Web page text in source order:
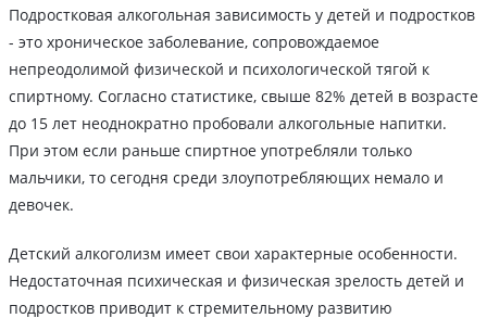
Подростковая алкогольная зависимость у детей и подростков
- это хроническое заболевание, сопровождаемое
непреодолимой физической и психологической тягой к
спиртному. Согласно статистике, свыше 82% детей в возрасте
до 15 лет неоднократно пробовали алкогольные напитки.
При этом если раньше спиртное употребляли только
мальчики, то сегодня среди злоупотребляющих немало и
девочек.
Детский алкоголизм имеет свои характерные особенности.
Недостаточная психическая и физическая зрелость детей и
подростков приводит к стремительному развитию